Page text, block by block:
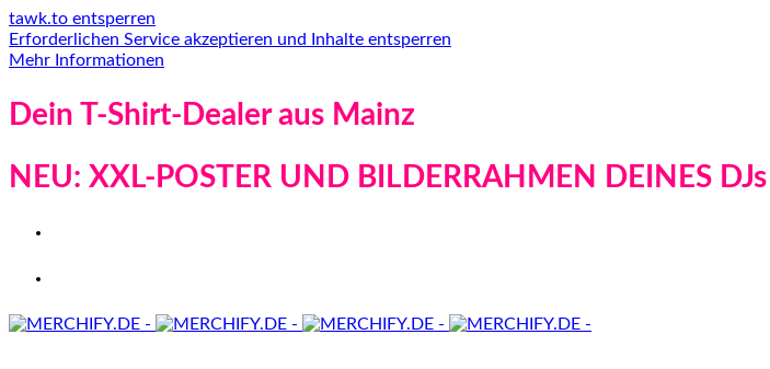
tawk.to entsperren
Erforderlichen Service akzeptieren und Inhalte entsperren
Mehr Informationen
Dein T-Shirt-Dealer aus Mainz
NEU: XXL-POSTER UND BILDERRAHMEN DEINES DJs